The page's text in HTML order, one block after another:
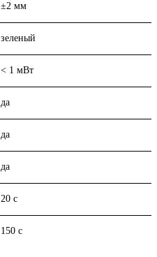
±2 мм
зеленый
< 1 мВт
да
да
да
20 с
150 с